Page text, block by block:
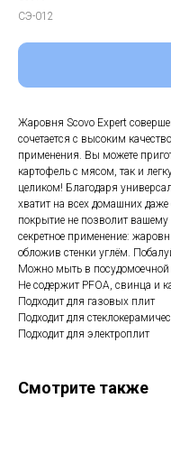
СЭ-012
Жаровня Scovo Expert
сочетается с высоким
применения. Вы можете
картофель с мясом, так и
целиком! Благодаря
хватит на всех домашних
покрытие не позволит
секретное применение:
обложив стенки углём.
Можно мыть в
Не содержит PFOA, свинца и
Подходит для газовых плит
Подходит для
Подходит для электроплит
Смотрите также